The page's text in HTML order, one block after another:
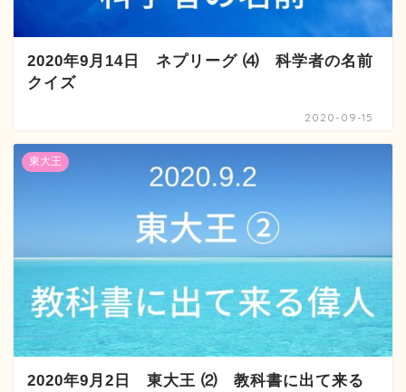
2020年9月14日 ネプリーグ ⑷ 科学者の名前
クイズ
2020-09-15
東大王
2020年9月2日 東大王 ⑵ 教科書に出て来る